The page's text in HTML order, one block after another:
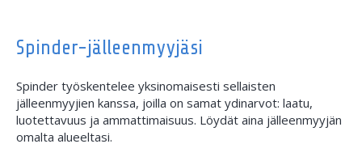
Spinder-jälleenmyyjäsi
Spinder työskentelee yksinomaisesti sellaisten
jälleenmyyjien kanssa, joilla on samat ydinarvot: laatu,
luotettavuus ja ammattimaisuus. Löydät aina jälleenmyyjän
omalta alueeltasi.